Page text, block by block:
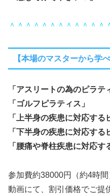
＾＾＾＾＾＾＾＾＾＾＾＾
【本場のマスターから学
「アスリートの為のピラテ
「ゴルフピラティス」
「上半身の疾患に対応する
「下半身の疾患に対応する
「腰痛や脊柱疾患に対応す
参加費約38000円（約4時
動画にて、割引価格でご提